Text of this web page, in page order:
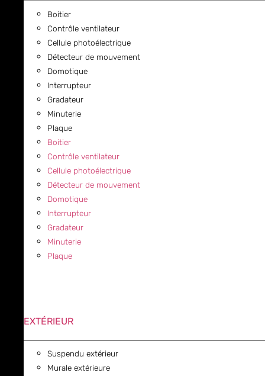
Boitier
Contrôle ventilateur
Cellule photoélectrique
Détecteur de mouvement
Domotique
Interrupteur
Gradateur
Minuterie
Plaque
Boitier
Contrôle ventilateur
Cellule photoélectrique
Détecteur de mouvement
Domotique
Interrupteur
Gradateur
Minuterie
Plaque
EXTÉRIEUR
Suspendu extérieur
Murale extérieure